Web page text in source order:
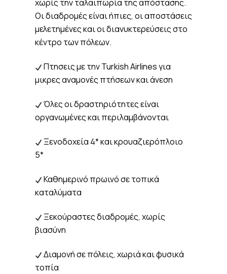
χωρίς την ταλαιπωρία της απόστασης.
Οι διαδρομές είναι ήπιες, οι αποστάσεις
μελετημένες και οι διανυκτερεύσεις στο
κέντρο των πόλεων.
Πτησεις με την Turkish Airlines για
μικρες αναμονές πτήσεων και άνεση
Όλες οι δραστηριότητες είναι
οργανωμένες και περιλαμβάνονται
Ξενοδοχεία 4* και κρουαζιερόπλοιο
5*
Καθημερινό πρωινό σε τοπικά
καταλύματα
Ξεκούραστες διαδρομές, χωρίς
βιασύνη
Διαμονή σε πόλεις, χωριά και φυσικά
τοπία